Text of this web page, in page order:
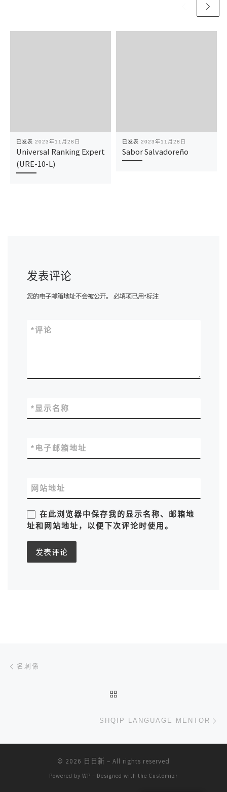
已发表 2023年11月28日
Universal Ranking Expert
(URE-10-L)
已发表 2023年11月28日
Sabor Salvadoreño
发表评论
您的电子邮箱地址不会被公开。 必填项已用*标注
评论
*
显示名称
*
电子邮箱地址
*
网站地址
在此浏览器中保存我的显示名称、邮箱地
址和网站地址，以便下次评论时使用。
文章导航
名刺係
SHQIP LANGUAGE MENTOR
© 2026 日日新 – All rights reserved
Powered by WP – Designed with the Customizr